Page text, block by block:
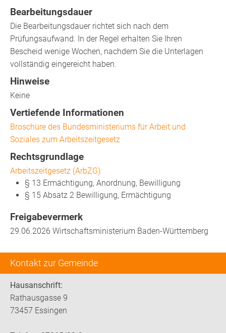
Kontakt zur Gemeinde
Hausanschrift:
Rathausgasse 9
73457 Essingen
Bearbeitungsdauer
Die Bearbeitungsdauer richtet sich nach dem
Prüfungsaufwand. In der Regel erhalten Sie Ihren
Bescheid wenige Wochen, nachdem Sie die Unterlagen
vollständig eingereicht haben.
Hinweise
Keine
Vertiefende Informationen
Broschüre des Bundesministeriums für Arbeit und
Soziales zum Arbeitszeitgesetz
Rechtsgrundlage
Arbeitszeitgesetz (ArbZG):
§ 13 Ermächtigung, Anordnung, Bewilligung
§ 15 Absatz 2 Bewilligung, Ermächtigung
Freigabevermerk
29.06.2026 Wirtschaftsministerium Baden-Württemberg